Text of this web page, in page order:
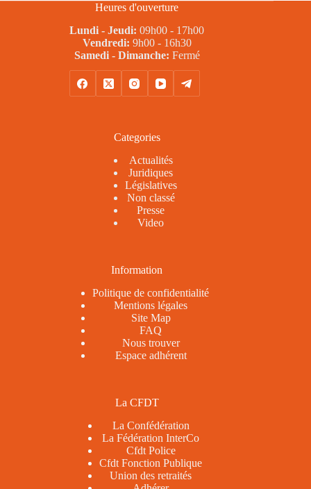
Heures d'ouverture
Lundi - Jeudi: 09h00 - 17h00
Vendredi: 9h00 - 16h30
Samedi - Dimanche: Fermé
Categories
Actualités
Juridiques
Législatives
Non classé
Presse
Video
Information
Politique de confidentialité
Mentions légales
Site Map
FAQ
Nous trouver
Espace adhérent
La CFDT
La Confédération
La Fédération InterCo
Cfdt Police
Cfdt Fonction Publique
Union des retraités